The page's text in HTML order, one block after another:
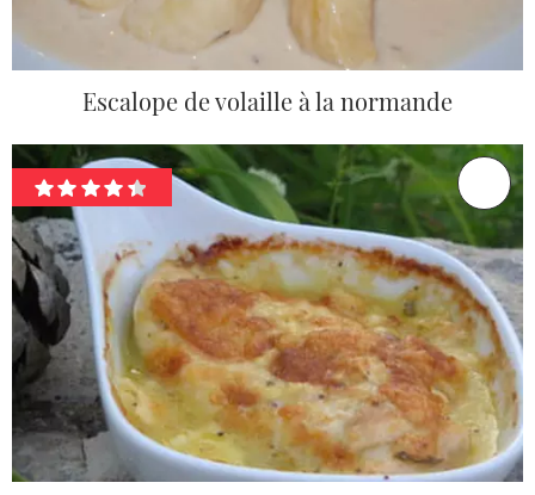
Escalope de volaille à la normande